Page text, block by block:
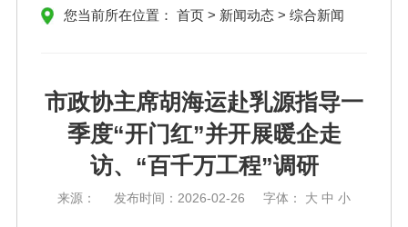
您当前所在位置： 首页> 新闻动态> 综合新闻
市政协主席胡海运赴乳源指导一
季度“开门红”并开展暖企走
访、“百千万工程”调研
来源： 发布时间： 2026-02-26 字体： 大 中 小